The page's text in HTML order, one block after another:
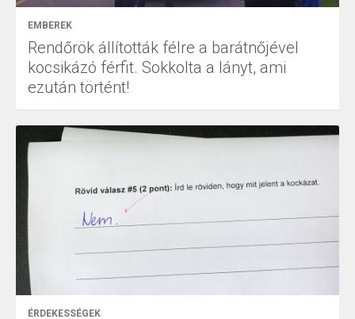
EMBEREK
Rendőrök állították félre a barátnőjével
kocsikázó férfit. Sokkolta a lányt, ami
ezután történt!
ÉRDEKESSÉGEK